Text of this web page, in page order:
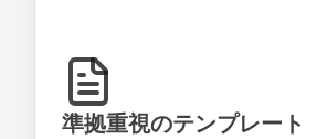
準拠重視のテンプレート